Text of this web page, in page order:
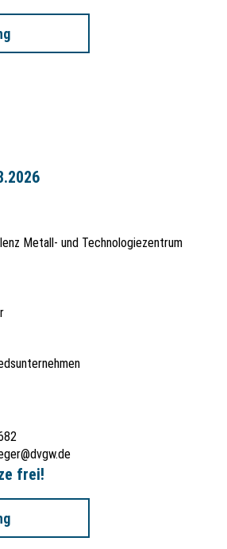
Metall- und Technologiezentrum
frei!